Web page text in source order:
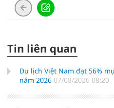
Tin liên quan
Du lịch Việt Nam đạt 56%
năm 2026 07/08/2026 08:20